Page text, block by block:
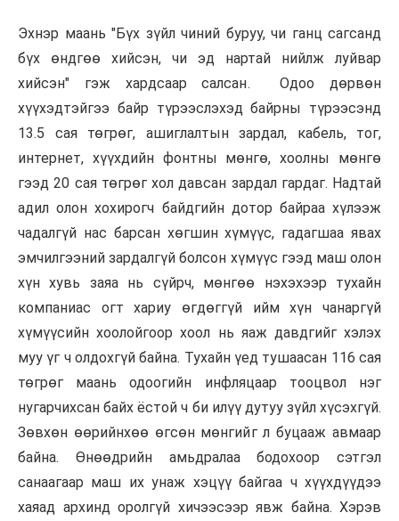
Эхнэр маань "Бүх зүйл чиний буруу, чи ганц сагсанд
бүх өндгөө хийсэн, чи эд нартай нийлж луйвар
хийсэн" гэж хардсаар салсан. Одоо дөрвөн
хүүхэдтэйгээ байр түрээслэхэд байрны түрээсэнд
13.5 сая төгрөг, ашиглалтын зардал, кабель, тог,
интернет, хүүхдийн фонтны мөнгө, хоолны мөнгө
гээд 20 сая төгрөг хол давсан зардал гардаг. Надтай
адил олон хохирогч байдгийн дотор байраа хүлээж
чадалгүй нас барсан хөгшин хүмүүс, гадагшаа явах
эмчилгээний зардалгүй болсон хүмүүс гээд маш олон
хүн хувь заяа нь сүйрч, мөнгөө нэхэхээр тухайн
компаниас огт хариу өгдөггүй ийм хүн чанаргүй
хүмүүсийн хоолойгоор хоол нь яаж давдгийг хэлэх
муу үг ч олдохгүй байна. Тухайн үед тушаасан 116 сая
төгрөг маань одоогийн инфляцаар тооцвол нэг
нугарчихсан байх ёстой ч би илүү дутуу зүйл хүсэхгүй.
Зөвхөн өөрийнхөө өгсөн мөнгийг л буцааж авмаар
байна. Өнөөдрийн амьдралаа бодохоор сэтгэл
санаагаар маш их унаж хэцүү байгаа ч хүүхдүүдээ
хаяад архинд оролгүй хичээсээр явж байна. Хэрэв